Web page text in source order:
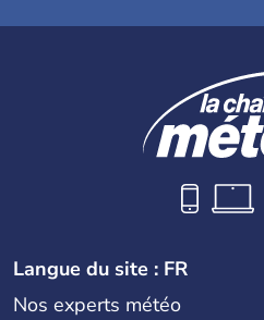
Langue du site : FR
Nos experts météo